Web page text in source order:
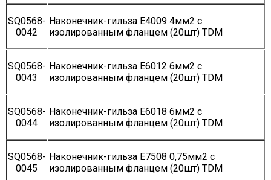
SQ0568-
0042
Наконечник-гильза Е4009 4мм2 с
изолированным фланцем (20шт) TDM
SQ0568-
0043
Наконечник-гильза Е6012 6мм2 с
изолированным фланцем (20шт) TDM
SQ0568-
0044
Наконечник-гильза Е6018 6мм2 с
изолированным фланцем (20шт) TDM
SQ0568-
0045
Наконечник-гильза Е7508 0,75мм2 с
изолированным фланцем (20шт) TDM